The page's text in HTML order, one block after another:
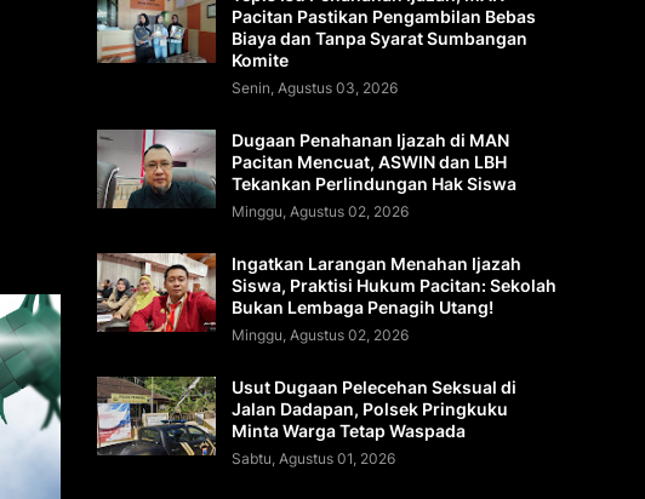
Pacitan Pastikan Pengambilan Bebas
Biaya dan Tanpa Syarat Sumbangan
Komite
Senin, Agustus 03, 2026
Dugaan Penahanan Ijazah di MAN
Pacitan Mencuat, ASWIN dan LBH
Tekankan Perlindungan Hak Siswa
Minggu, Agustus 02, 2026
Ingatkan Larangan Menahan Ijazah
Siswa, Praktisi Hukum Pacitan: Sekolah
Bukan Lembaga Penagih Utang!
Minggu, Agustus 02, 2026
Usut Dugaan Pelecehan Seksual di
Jalan Dadapan, Polsek Pringkuku
Minta Warga Tetap Waspada
Sabtu, Agustus 01, 2026